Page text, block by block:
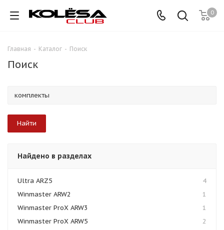
0
Главная - Каталог - Поиск
Поиск
Найдено в разделах
Ultra ARZ5
4
Winmaster ARW2
1
Winmaster ProX ARW3
1
Winmaster ProX ARW5
2